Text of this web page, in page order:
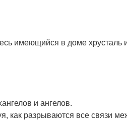
имеющийся в доме хрусталь
и ангелов.
как разрываются все связи